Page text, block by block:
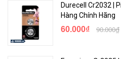
Durecell Cr2032 |
Hàng Chính Hãng
60.000₫ 90.000₫